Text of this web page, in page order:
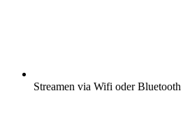
Streamen via Wifi oder Bluetooth